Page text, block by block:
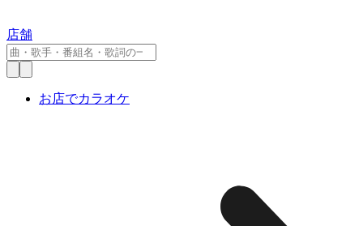
店舗
お店でカラオケ